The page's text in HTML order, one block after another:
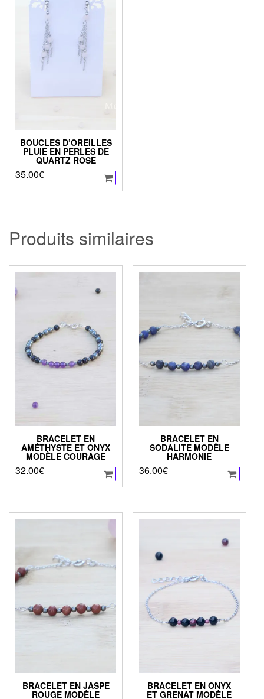
BOUCLES D’OREILLES
PLUIE EN PERLES DE
QUARTZ ROSE
35.00€
Produits similaires
BRACELET EN
AMÉTHYSTE ET ONYX
MODÈLE COURAGE
32.00€
BRACELET EN
SODALITE MODÈLE
HARMONIE
36.00€
BRACELET EN JASPE
ROUGE MODÈLE
BRACELET EN ONYX
ET GRENAT MODÈLE